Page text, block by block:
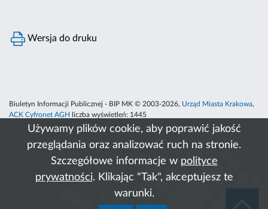
Używamy plików cookie, aby poprawić jakość
przeglądania oraz analizować ruch na stronie.
Szczegółowe informacje w polityce
prywatności. Klikając "Tak", akceptujesz te
warunki.
Wersja do druku
Biuletyn Informacji Publicznej - BIP MK © 2003-2026, Urząd Miasta Krakowa,
ACK Cyfronet AGH
liczba wyświetleń: 1445